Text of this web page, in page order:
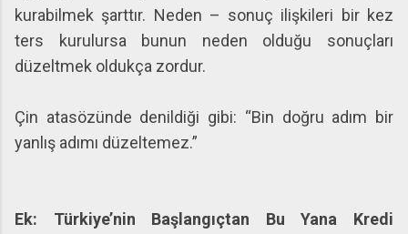
kurabilmek şarttır. Neden – sonuç ilişkileri bir kez
ters kurulursa bunun neden olduğu sonuçları
düzeltmek oldukça zordur.
Çin atasözünde denildiği gibi: “Bin doğru adım bir
yanlış adımı düzeltemez.”
Ek: Türkiye’nin Başlangıçtan Bu Yana Kredi